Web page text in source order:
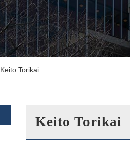
Keito Torikai
Keito Torikai